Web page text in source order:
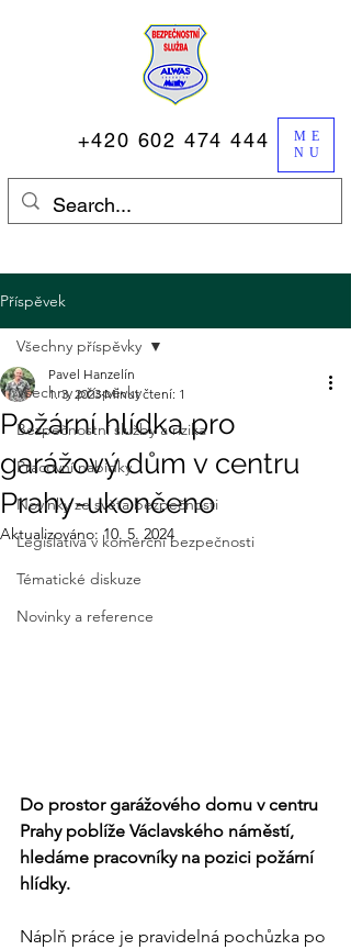
+420 602 474 444
ME
NU
Příspěvek
Všechny příspěvky
Bezpečnostní služby a rizika
Pracovní nabídky
Novinky ze světa bezpečnosti
Legislativa v komerční bezpečnosti
Tématické diskuze
Novinky a reference
Všechny příspěvky
Požární hlídka pro
garážový dům v centru
Prahy-ukončeno
Pavel Hanzelín
1. 3. 2023 Minut čtení: 1
Aktualizováno: 10. 5. 2024
Do prostor garážového domu v centru
Prahy poblíže Václavského náměstí,
hledáme pracovníky na pozici požární
hlídky.
Náplň práce je pravidelná pochůzka po